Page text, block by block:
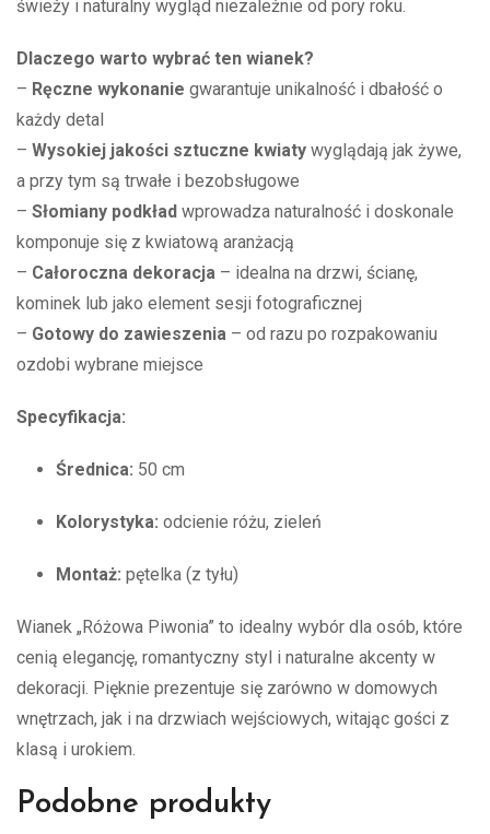
świeży i naturalny wygląd niezależnie od pory roku.
Dlaczego warto wybrać ten wianek?
– Ręczne wykonanie gwarantuje unikalność i dbałość o
każdy detal
– Wysokiej jakości sztuczne kwiaty wyglądają jak żywe,
a przy tym są trwałe i bezobsługowe
– Słomiany podkład wprowadza naturalność i doskonale
komponuje się z kwiatową aranżacją
– Całoroczna dekoracja – idealna na drzwi, ścianę,
kominek lub jako element sesji fotograficznej
– Gotowy do zawieszenia – od razu po rozpakowaniu
ozdobi wybrane miejsce
Specyfikacja:
Średnica: 50 cm
Kolorystyka: odcienie różu, zieleń
Montaż: pętelka (z tyłu)
Wianek „Różowa Piwonia” to idealny wybór dla osób, które
cenią elegancję, romantyczny styl i naturalne akcenty w
dekoracji. Pięknie prezentuje się zarówno w domowych
wnętrzach, jak i na drzwiach wejściowych, witając gości z
klasą i urokiem.
Podobne produkty